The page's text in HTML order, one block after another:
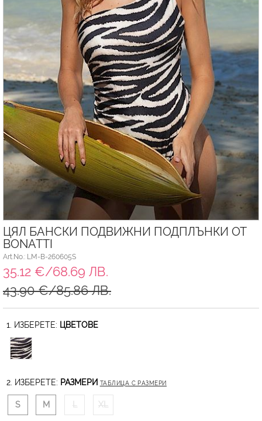
ЦЯЛ БАНСКИ ПОДВИЖНИ ПОДПЛЪНКИ ОТ
BONATTI
Art.No.: LM-B-260605S
35.12 €/68.69 ЛВ.
43.90 €/85.86 ЛВ.
1. ИЗБЕРЕТЕ: ЦВЕТОВЕ
2. ИЗБЕРЕТЕ: РАЗМЕРИ ТАБЛИЦА С РАЗМЕРИ
S M L XL